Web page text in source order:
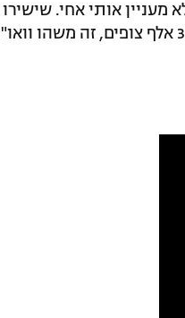
אותי אחי. שישירו